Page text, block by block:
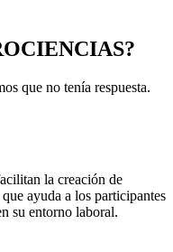
que no tenía respuesta.
la creación de
ayuda a los participantes
su entorno laboral.